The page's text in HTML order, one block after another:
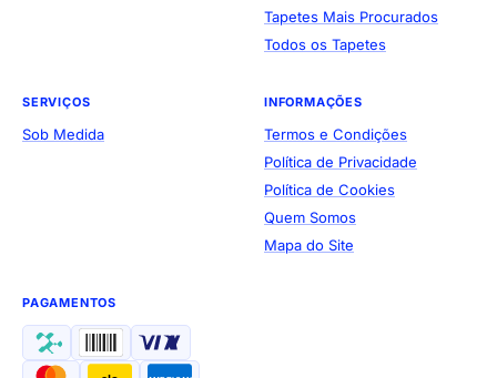
Tapetes Mais Procurados
Todos os Tapetes
SERVIÇOS
Sob Medida
INFORMAÇÕES
Termos e Condições
Política de Privacidade
Política de Cookies
Quem Somos
Mapa do Site
PAGAMENTOS